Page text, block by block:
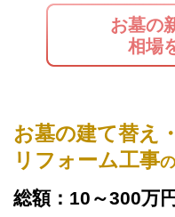
お墓の
相場
お墓の建て替え・
リフォーム工事
総額：10～300万